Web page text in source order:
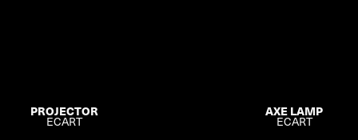
PROJECTOR
ECART
AXE LAMP
ECART